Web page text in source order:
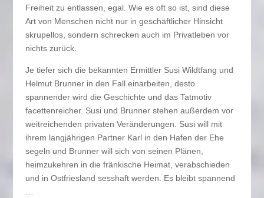
Freiheit zu entlassen, egal. Wie es oft so ist, sind diese
Art von Menschen nicht nur in geschäftlicher Hinsicht
skrupellos, sondern schrecken auch im Privatleben vor
nichts zurück.
Je tiefer sich die bekannten Ermittler Susi Wildtfang und
Helmut Brunner in den Fall einarbeiten, desto
spannender wird die Geschichte und das Tatmotiv
facettenreicher. Susi und Brunner stehen außerdem vor
weitreichenden privaten Veränderungen. Susi will mit
ihrem langjährigen Partner Karl in den Hafen der Ehe
segeln und Brunner will sich von seinen Plänen,
heimzukehren in die fränkische Heimat, verabschieden
und in Ostfriesland sesshaft werden. Es bleibt spannend